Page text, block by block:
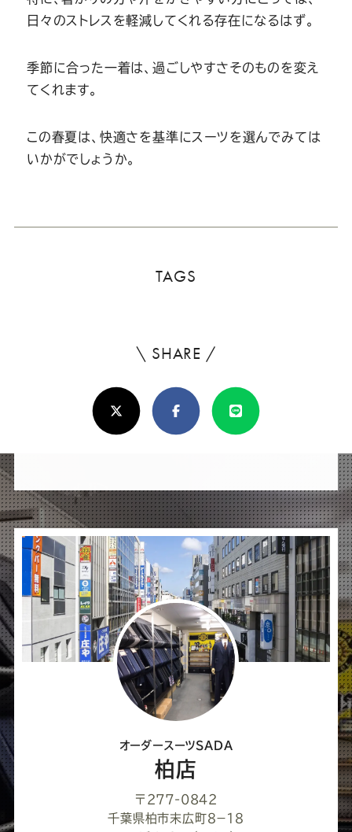
日々のストレスを軽減してくれる存在になるはず。
季節に合った一着は、過ごしやすさそのものを変え
てくれます。
この春夏は、快適さを基準にスーツを選んでみては
いかがでしょうか。
TAGS
\ SHARE /
ろ
し
け
ば
シ
ェ
ア
し
て
く
だ
X(Twitter)FacebookLine
オーダースーツSADA
柏店
〒277-0842
千葉県柏市末広町８−１８